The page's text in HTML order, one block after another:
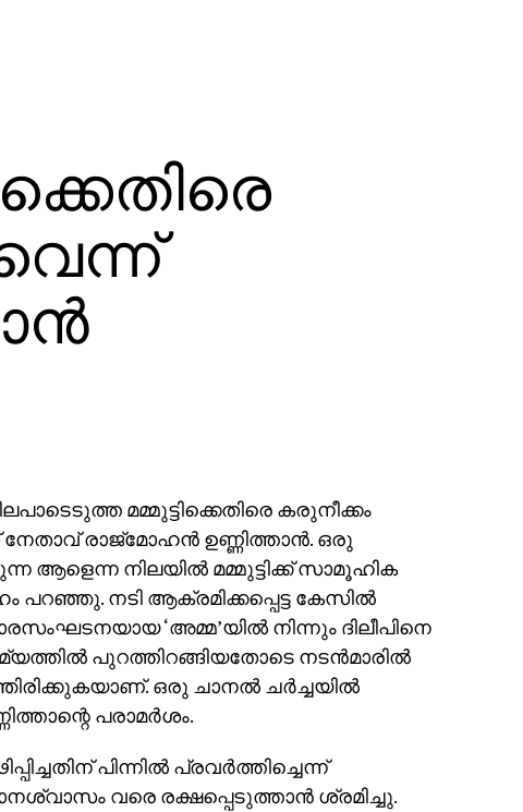
മമ്മുട്ടിക്കെതിരെ കരുനീക്കം
രാജ്‌മോഹന്‍ ഉണ്ണിത്താന്‍. ഒരു
ആളെന്ന നിലയില്‍ മമ്മുട്ടിക്ക് സാമൂഹിക
പറഞ്ഞു. നടി ആക്രമിക്കപ്പെട്ട കേസില്‍
‘അമ്മ’യില്‍ നിന്നും ദിലീപിനെ
പുറത്തിറങ്ങിയതോടെ നടന്‍മാരില്‍
ഒരു ചാനല്‍ ചര്‍ച്ചയില്‍
പരാമര്‍ശം.
പിന്നില്‍ പ്രവര്‍ത്തിച്ചെന്ന്
വരെ രക്ഷപ്പെടുത്താന്‍ ശ്രമിച്ചു.